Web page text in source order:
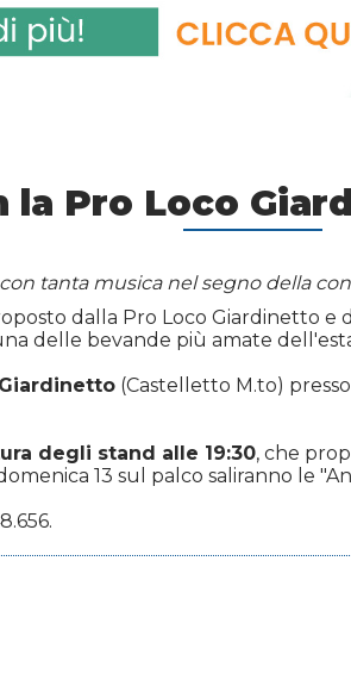
la Pro Loco
tanta musica nel segno della
dalla Pro Loco Giardinetto e
delle bevande più amate
Giardinetto (Castelletto M.to)
degli stand alle 19:30, che
13 sul palco saliranno le